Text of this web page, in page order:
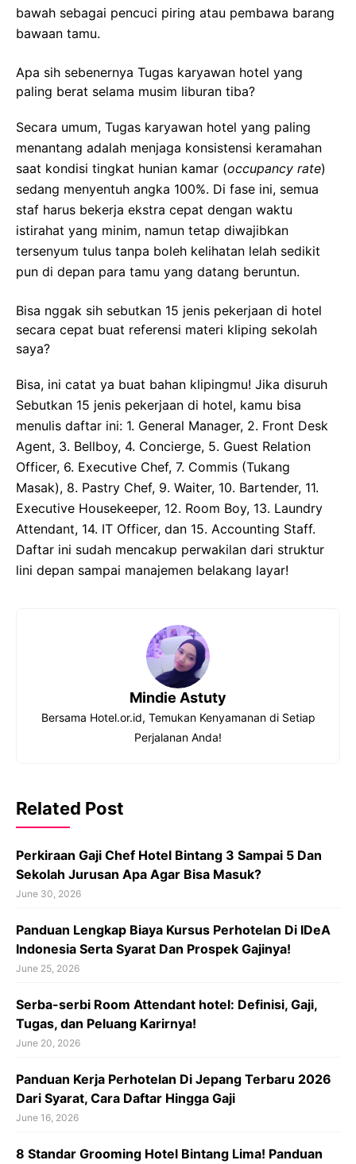
bawah sebagai pencuci piring atau pembawa barang
bawaan tamu.
Apa sih sebenernya Tugas karyawan hotel yang
paling berat selama musim liburan tiba?
Secara umum, Tugas karyawan hotel yang paling
menantang adalah menjaga konsistensi keramahan
saat kondisi tingkat hunian kamar (occupancy rate)
sedang menyentuh angka 100%. Di fase ini, semua
staf harus bekerja ekstra cepat dengan waktu
istirahat yang minim, namun tetap diwajibkan
tersenyum tulus tanpa boleh kelihatan lelah sedikit
pun di depan para tamu yang datang beruntun.
Bisa nggak sih sebutkan 15 jenis pekerjaan di hotel
secara cepat buat referensi materi kliping sekolah
saya?
Bisa, ini catat ya buat bahan klipingmu! Jika disuruh
Sebutkan 15 jenis pekerjaan di hotel, kamu bisa
menulis daftar ini: 1. General Manager, 2. Front Desk
Agent, 3. Bellboy, 4. Concierge, 5. Guest Relation
Officer, 6. Executive Chef, 7. Commis (Tukang
Masak), 8. Pastry Chef, 9. Waiter, 10. Bartender, 11.
Executive Housekeeper, 12. Room Boy, 13. Laundry
Attendant, 14. IT Officer, dan 15. Accounting Staff.
Daftar ini sudah mencakup perwakilan dari struktur
lini depan sampai manajemen belakang layar!
Mindie Astuty
Bersama Hotel.or.id, Temukan Kenyamanan di Setiap
Perjalanan Anda!
Related Post
Perkiraan Gaji Chef Hotel Bintang 3 Sampai 5 Dan
Sekolah Jurusan Apa Agar Bisa Masuk?
June 30, 2026
Panduan Lengkap Biaya Kursus Perhotelan Di IDeA
Indonesia Serta Syarat Dan Prospek Gajinya!
June 25, 2026
Serba-serbi Room Attendant hotel: Definisi, Gaji,
Tugas, dan Peluang Karirnya!
June 20, 2026
Panduan Kerja Perhotelan Di Jepang Terbaru 2026
Dari Syarat, Cara Daftar Hingga Gaji
June 16, 2026
8 Standar Grooming Hotel Bintang Lima! Panduan